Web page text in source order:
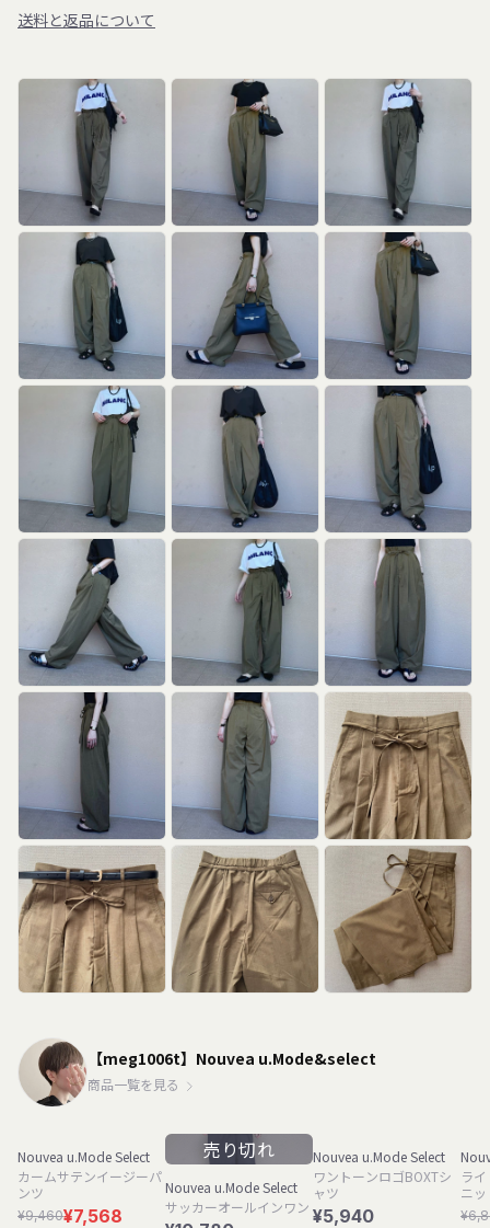
送料と返品について
【meg1006t】Nouvea u.Mode&select
商品一覧を見る
Nouvea u.Mode Select
カームサテンイージーパ
ンツ
¥9,460¥7,568
売り切れ
Nouvea u.Mode Select
サッカーオールインワン
Nouvea u.Mode Select
ワントーンロゴBOXTシ
ャツ
¥5,940
ラ
ニ